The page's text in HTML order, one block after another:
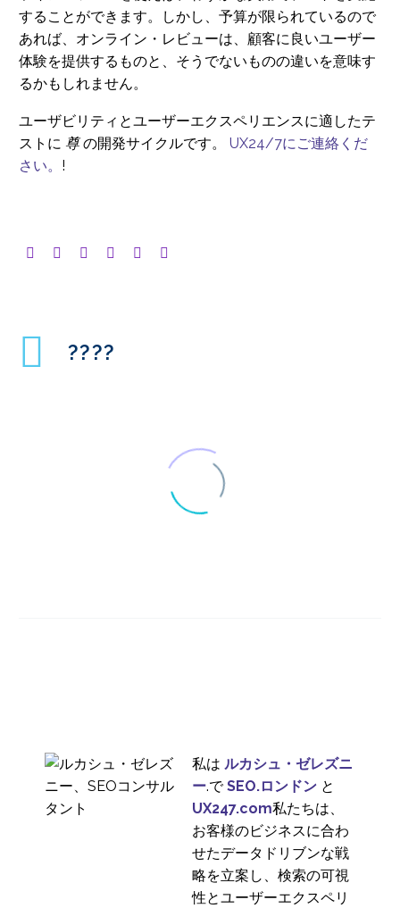
することができます。しかし、予算が限られているので
あれば、オンライン・レビューは、顧客に良いユーザー
体験を提供するものと、そうでないものの違いを意味す
るかもしれません。
ユーザビリティとユーザーエクスペリエンスに適したテ
ストに 尊の開発サイクルです。 UX24/7にご連絡くだ
さい。 !
????
が必要な理由
3
09 11? 2016
国際的なユーザー調査
のリソーシング
1
iPhoneがモバイルユー
ザーエクスペリエンス
の聖杯でない理由
3
私は ルカシュ・ゼレズニ
ー.でSEO.ロンドン と
UX247.com私たちは、
お客様のビジネスに合わ
せたデータドリブンな戦
略を立案し、検索の可視
性とユーザーエクスペリ